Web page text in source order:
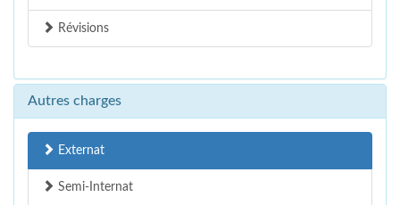
Révisions
Autres charges
Externat
Semi-Internat